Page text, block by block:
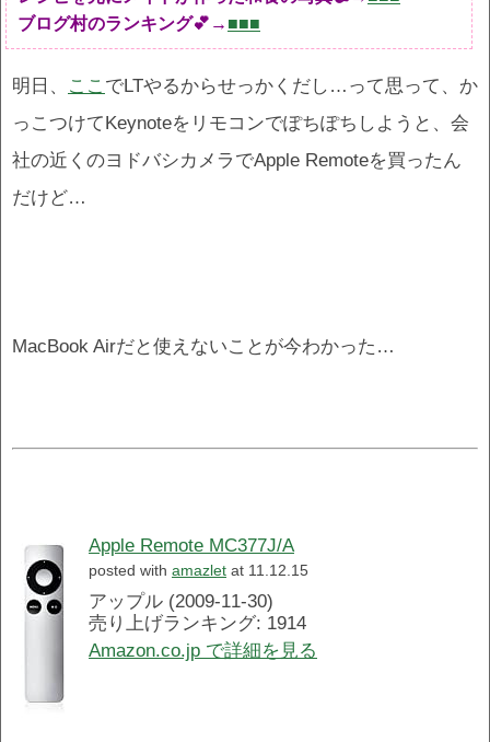
ブログ村のランキング💕→ ■■■
明日、 ここ でLTやるからせっかくだし…って思って、か
っこつけてKeynoteをリモコンでぽちぽちしようと、会
社の近くのヨドバシカメラでApple Remoteを買ったん
だけど…
MacBook Airだと使えないことが今わかった…
Apple Remote MC377J/A
posted with amazlet at 11.12.15
アップル (2009-11-30)
売り上げランキング: 1914
Amazon.co.jp で詳細を見る